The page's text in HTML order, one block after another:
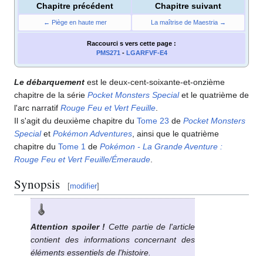
Chapitre précédent Chapitre suivant
← Piège en haute mer La maîtrise de Maestria →
Raccourci s vers cette page :
PMS271 - LGARFVF-E4
Le débarquement est le deux-cent-soixante-et-onzième
chapitre de la série Pocket Monsters Specialet le quatrième de
l'arc narratif Rouge Feu et Vert Feuille
Il s'agit du deuxième chapitre du Tome 23 de Pocket Monsters
Specialet Pokémon Adventures , ainsi que le quatrième
chapitre du Tome 1 de Pokémon - La Grande Aventure :
Rouge Feu et Vert Feuille/Émeraude
Synopsis [modifier]
Attention spoiler ! Cette partie de l'article
contient des informations concernant des
éléments essentiels de l'histoire.